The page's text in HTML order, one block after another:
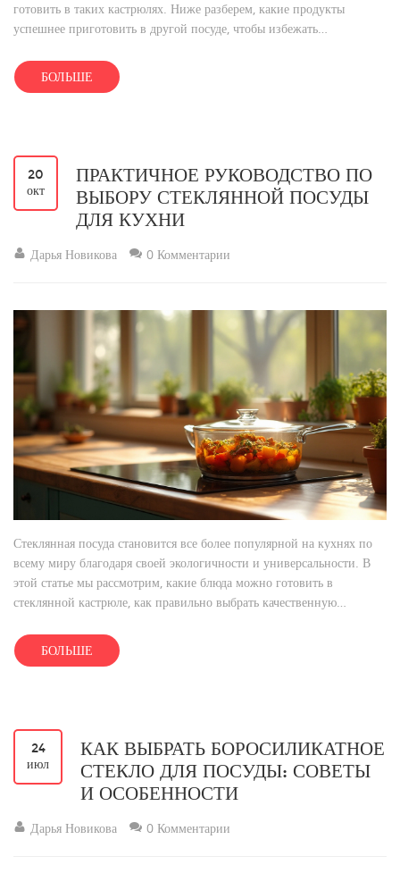
готовить в таких кастрюлях. Ниже разберем, какие продукты
успешнее приготовить в другой посуде, чтобы избежать
предложим полезные советы, как ухаживать за посудой и выбрать
подходящие кастрюли для разных продуктов.
БОЛЬШЕ
20
окт
ПРАКТИЧНОЕ РУКОВОДСТВО ПО
ВЫБОРУ СТЕКЛЯННОЙ ПОСУДЫ
ДЛЯ КУХНИ
Дарья Новикова 0 Комментарии
Стеклянная посуда становится все более популярной на кухнях по
всему миру благодаря своей экологичности и универсальности. В
этой статье мы рассмотрим, какие блюда можно готовить в
стеклянной кастрюле, как правильно выбрать качественную
внимание нюансам использования стеклянной посуды в
современных кухонных процессах.
БОЛЬШЕ
24
июл
КАК ВЫБРАТЬ БОРОСИЛИКАТНОЕ
СТЕКЛО ДЛЯ ПОСУДЫ: СОВЕТЫ
И ОСОБЕННОСТИ
Дарья Новикова 0 Комментарии